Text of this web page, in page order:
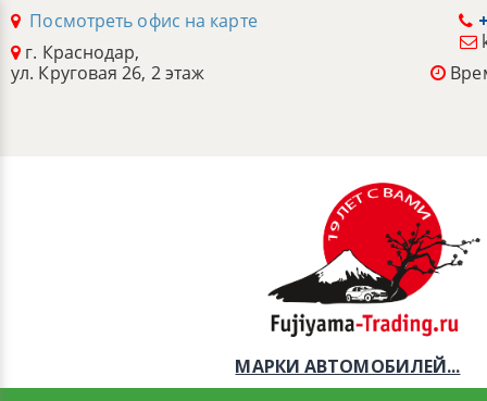
Посмотреть офис на карте
г. Краснодар,
ул. Круговая 26, 2 этаж
МАРКИ АВТОМОБИЛЕЙ...